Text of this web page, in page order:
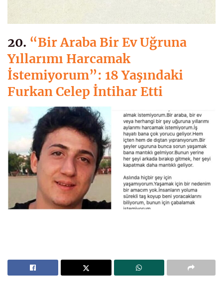
20. “Bir Araba Bir Ev Uğruna
Yıllarımı Harcamak
İstemiyorum”: 18 Yaşındaki
Furkan Celep İntihar Etti